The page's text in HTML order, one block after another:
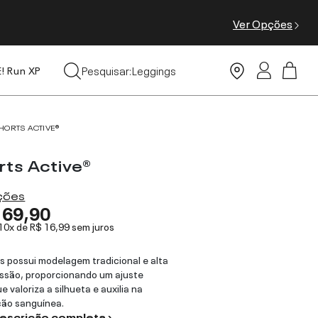
Ver Opções
Run XP
Pesquisar:
Tops
Leggings
ACTIVE®
Active®
deR$ 16,99sem juros
possui modelagem tradicional e alta
proporcionando um ajuste
valoriza a silhueta e auxilia na
sanguínea.